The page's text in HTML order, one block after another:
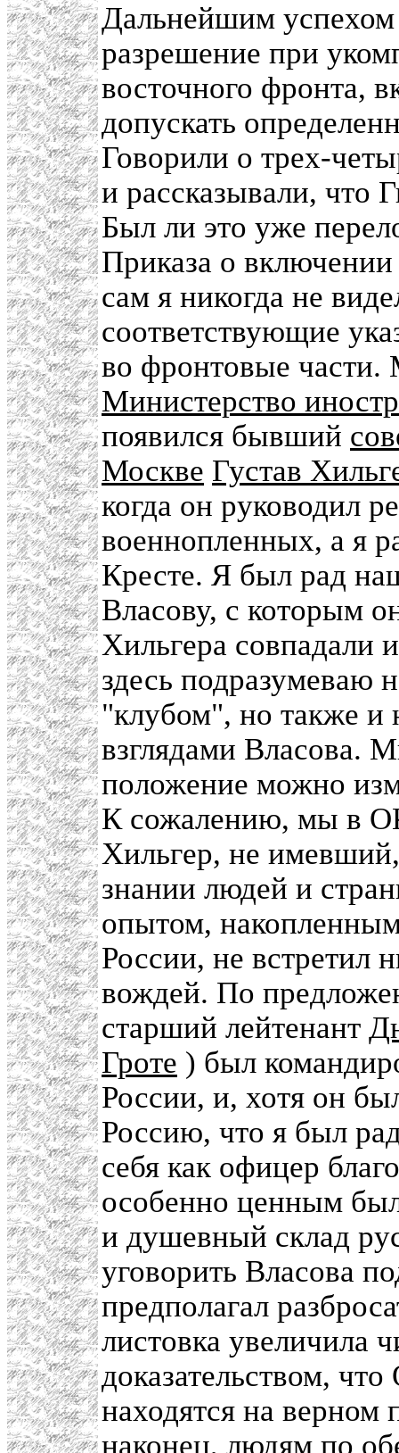
Дальнейшим
разрешение при
восточного фронта,
допускать
Говорили о трех-
и рассказывали, что
Был ли это уже
Приказа о
сам я никогда не
соответствующие
во фронтовые
Министерство
появился бывший
Москве Густав
когда он руководил
военнопленных, а я
Кресте. Я был рад
Власову, с которым
Хильгера
здесь подразумеваю
"клубом", но также
взглядами Власова.
положение можно
К сожалению, мы в
Хильгер, не
знании людей и
опытом,
России, не встретил
вождей. По
старший лейтенант
Гроте ) был
России, и, хотя он
Россию, что я был
себя как офицер
особенно ценным
и душевный склад
уговорить Власова
предполагал
листовка увеличила
доказательством,
находятся на
наконец, людям по